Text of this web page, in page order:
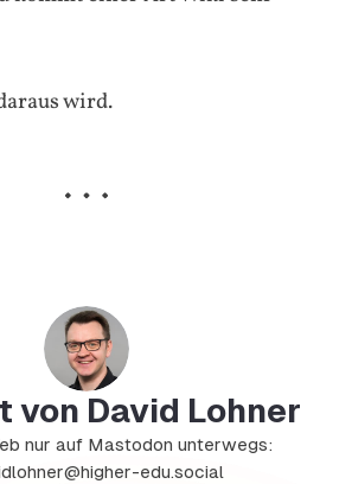
wird.
von David Lohner
nur auf Mastodon unterwegs:
edu.social